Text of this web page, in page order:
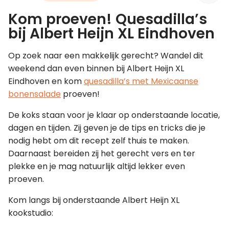
Leer koken als een chef
Kooktips & blogs
Kom proeven! Quesadilla’s
bij Albert Heijn XL Eindhoven
Op zoek naar een makkelijk gerecht? Wandel dit
weekend dan even binnen bij Albert Heijn XL
Eindhoven en komquesadilla’s met Mexicaanse
bonensalade proeven!
De koks staan voor je klaar op onderstaande locatie,
dagen en tijden. Zij geven je de tips en tricks die je
nodig hebt om dit recept zelf thuis te maken.
Daarnaast bereiden zij het gerecht vers en ter
plekke en je mag natuurlijk altijd lekker even
proeven.
Kom langs bij onderstaande Albert Heijn XL
kookstudio: